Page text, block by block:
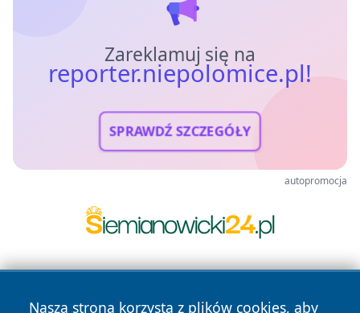
Zareklamuj się na
reporter.niepolomice.pl!
SPRAWDŹ SZCZEGÓŁY
autopromocja
Nasza strona korzysta z plików cookies, aby